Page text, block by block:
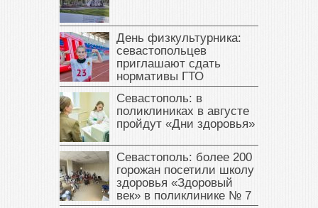
День физкультурника:
севастопольцев
приглашают сдать
нормативы ГТО
Севастополь: в
поликлиниках в августе
пройдут «Дни здоровья»
Севастополь: более 200
горожан посетили школу
здоровья «Здоровый
век» в поликлинике № 7